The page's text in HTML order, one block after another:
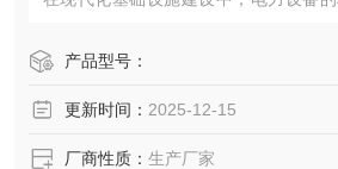
境，一套集成化、智能化的电力设备监
监测系统，通过融合声学、振动、温度
产品型号：
更新时间： 2025-12-15
厂商性质： 生产厂家